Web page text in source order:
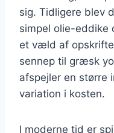
sig. Tidligere blev
simpel olie-eddike
et væld af
sennep til græsk
afspejler en større
variation i kosten.
I moderne tid er